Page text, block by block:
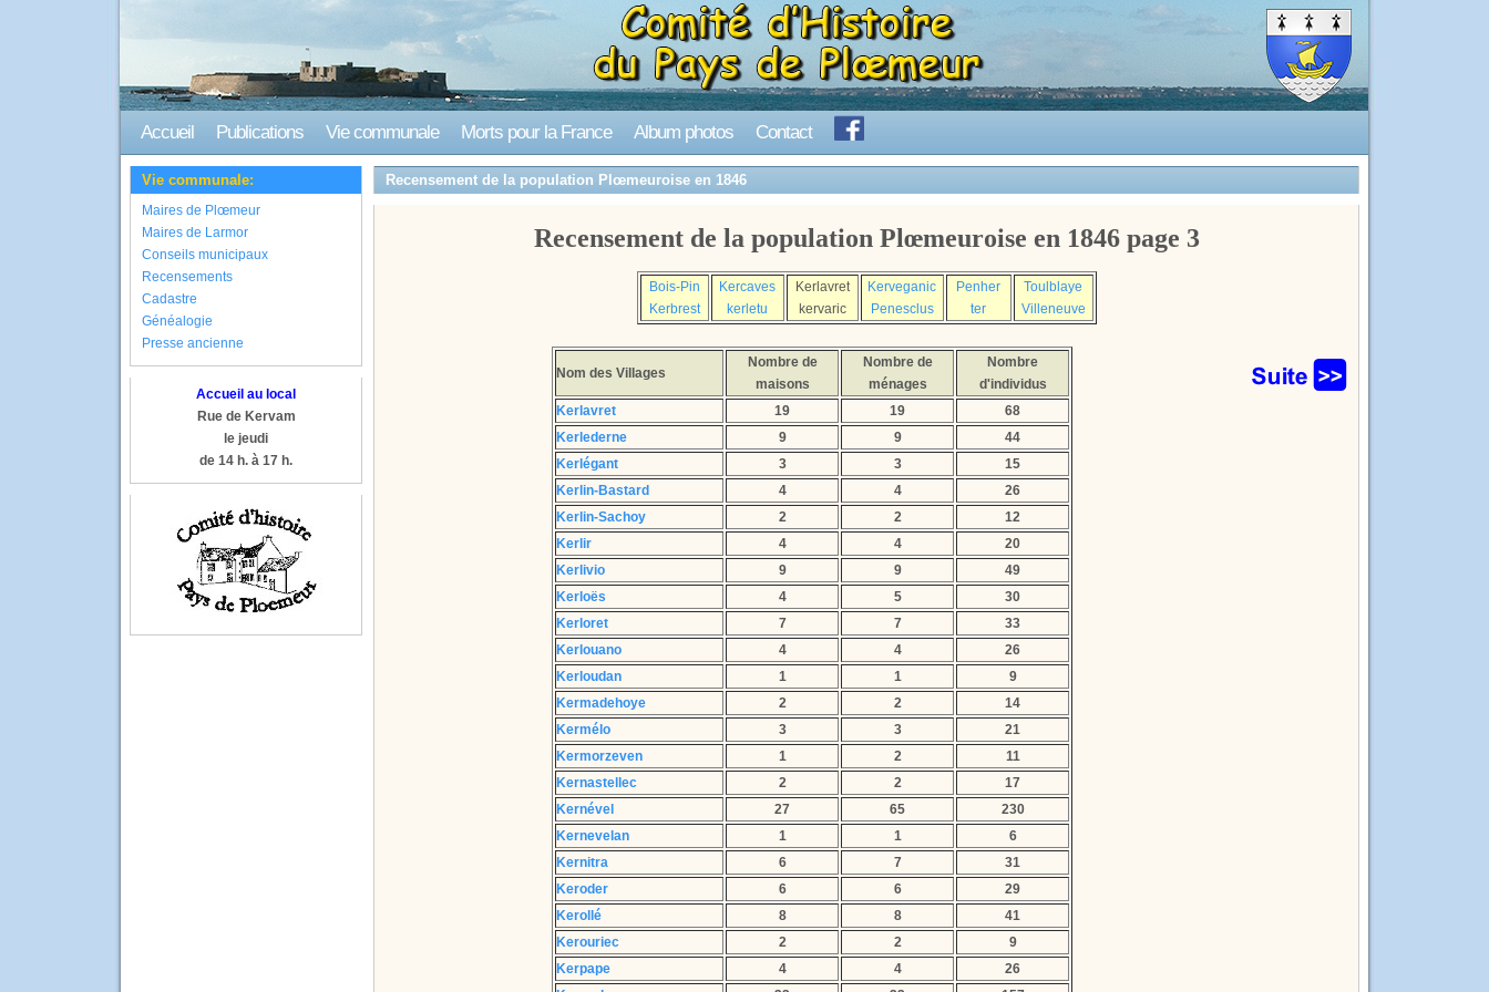
Accueil Publications Vie communale Morts pour la France Album photos Contact
Vie communale:
Maires de Plœmeur
Maires de Larmor
Conseils municipaux
Recensements
Cadastre
Généalogie
Presse ancienne
Accueil au local
Rue de Kervam
le jeudi
de 14 h. à 17 h.
Recensement de la population Plœmeuroise en 1846
Recensement de la population Plœmeuroise en 1846 page 3
Bois-Pin
Kerbrest
Kercaves
kerletu
Kerlavret
kervaric
Kerveganic
Penesclus
Penher
ter
Toulblaye
Villeneuve
Nom des Villages
Nombre de
maisons
Nombre de
ménages
Nombre
d'individus
Kerlavret
19 19
68
Kerlederne
9 9
44
Kerlégant
3 3
15
Kerlin-Bastard
4 4
26
Kerlin-Sachoy
2 2
12
Kerlir
4 4
20
Kerlivio
9 9
49
Kerloës
4 5
30
Kerloret
7 7
33
Kerlouano
4 4
26
Kerloudan
1 1
9
Kermadehoye
2 2
14
Kermélo
3 3
21
Kermorzeven
1 2
11
Kernastellec
2 2
17
Kernével
27 65
230
Kernevelan
1 1
6
Kernitra
6 7
31
Keroder
6 6
29
Kerollé
8 8
41
Kerouriec
2 2
9
Kerpape
4 4
26